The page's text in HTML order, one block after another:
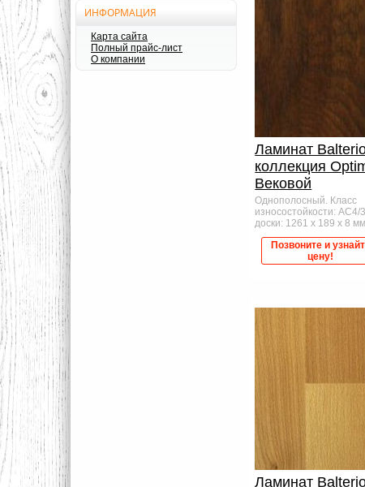
Ламинат
коллекция
Вековой
Однополосный. Класс
износостойкости:
доски: 1261 x 189 x 8
Позвоните и
цену!
Ламинат
ИНФОРМАЦИЯ
Карта сайта
Полный прайс-лист
О компании